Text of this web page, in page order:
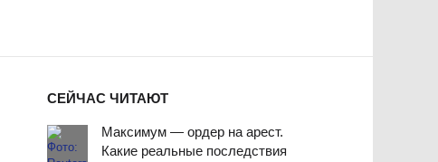
СЕЙЧАС ЧИТАЮТ
Максимум — ордер на арест.
Какие реальные последствия